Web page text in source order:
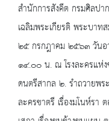
สำนักการสังคีต กรมศิลป
เฉลิมพระเกียรติ พระบาท
๒๕ กรกฎาคม ๒๕๖๓ วัน
๑๔.๐๐ น. ณ โรงละครแห่
ดนตรีสากล ๒. รำถวายพร
ละครชาตรี เรื่องมโนห์ร